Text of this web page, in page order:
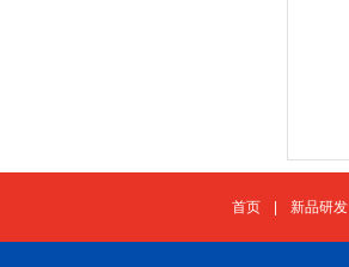
首页 新品研发